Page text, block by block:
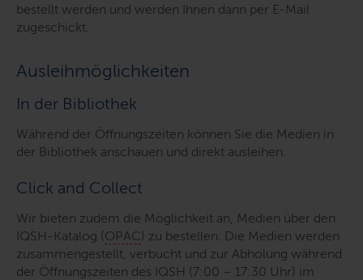
bestellt werden und werden Ihnen dann per E-Mail
zugeschickt.
Ausleihmöglichkeiten
In der Bibliothek
Während der Öffnungszeiten können Sie die Medien in
der Bibliothek anschauen und direkt ausleihen.
Click and Collect
Wir bieten zudem die Möglichkeit an, Medien über den
IQSH-Katalog (OPAC) zu bestellen. Die Medien werden
zusammengestellt, verbucht und zur Abholung während
der Öffnungszeiten des IQSH (7:00 – 17:30 Uhr) im